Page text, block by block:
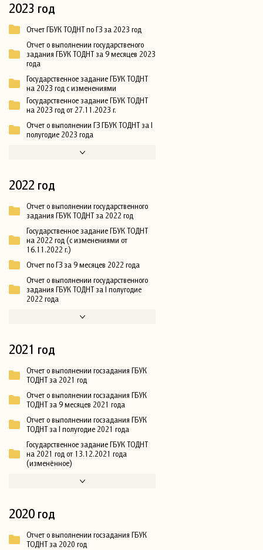
2023 год
Отчет ГБУК ТОДНТ по ГЗ за 2023 год
Отчет о выполнении государственого
задания ГБУК ТОДНТ за 9 месяцев 2023
года
Государственное задание ГБУК ТОДНТ
на 2023 год с изменениями
Государственное задание ГБУК ТОДНТ
на 2023 год от 27.11.2023 г.
Отчет о выполнении ГЗ ГБУК ТОДНТ за I
полугодие 2023 года
2022 год
Отчет о выполнении государственного
задания ГБУК ТОДНТ за 2022 год
Государственное задание ГБУК ТОДНТ
на 2022 год (с изменениями от
16.11.2022 г.)
Отчет по ГЗ за 9 месяцев 2022 года
Отчет о выполнении государственного
задания ГБУК ТОДНТ за I полугодие
2022 года
2021 год
Отчет о выполнении госзадания ГБУК
ТОДНТ за 2021 год
Отчет о выполнении госзадания ГБУК
ТОДНТ за 9 месяцев 2021 года
Отчет о выполнении госзадания ГБУК
ТОДНТ за I полугодие 2021 года
Государственное задание ГБУК ТОДНТ
на 2021 год от 13.12.2021 года
(изменённое)
2020 год
Отчет о выполнении госзадания ГБУК
ТОДНТ за 2020 год